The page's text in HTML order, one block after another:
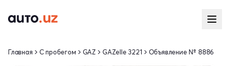
Главная С пробегом GAZ GAZelle 3221 Объявление № 8886